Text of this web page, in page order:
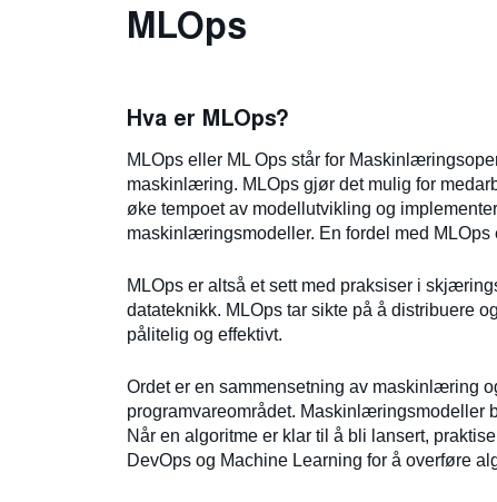
MLOps
Hva er MLOps?
MLOps eller ML Ops står for
maskinlæring. MLOps gjør det mulig for
øke tempoet av modellutvikling og
maskinlæringsmodeller. En fordel med
MLOps er altså et sett med praksiser i
datateknikk. MLOps tar sikte på å distribuere
pålitelig og effektivt.
Ordet er en sammensetning av maskinlæring
programvareområdet. Maskinlæringsmodeller
Når en algoritme er klar til å bli lansert,
DevOps og Machine Learning for å overføre